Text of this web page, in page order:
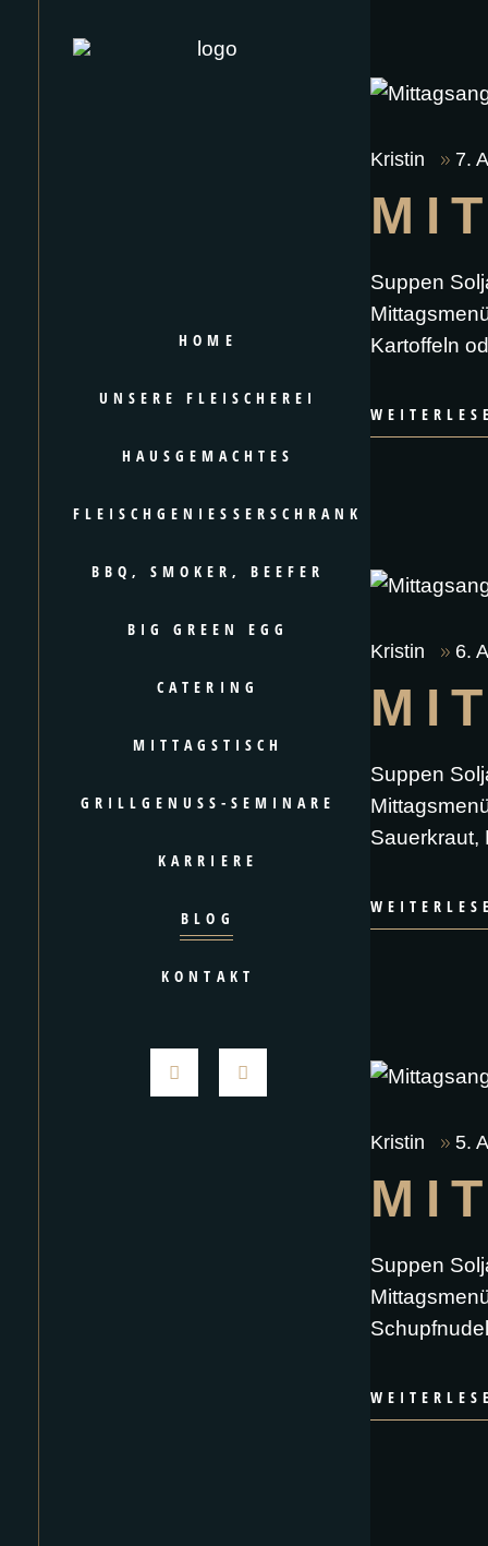
HOME
UNSERE FLEISCHEREI
HAUSGEMACHTES
FLEISCHGENIESSERSCHRANK
BBQ, SMOKER, BEEFER
BIG GREEN EGG
CATERING
MITTAGSTISCH
GRILLGENUSS-SEMINARE
KARRIERE
BLOG
KONTAKT
Kristin 7.
Suppen
Kartoffeln
Kristin 6.
Suppen
Sauerkraut,
Kristin 5.
Suppen